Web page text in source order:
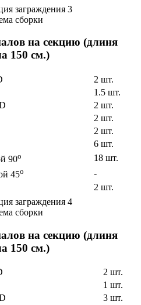
заграждения 3
на секцию (длиня
150 см.)
2 шт.
1.5 шт.
2 шт.
2 шт.
2 шт.
6 шт.
90o
18 шт.
45o
-
2 шт.
заграждения 4
на секцию (длиня
150 см.)
2 шт.
1 шт.
3 шт.